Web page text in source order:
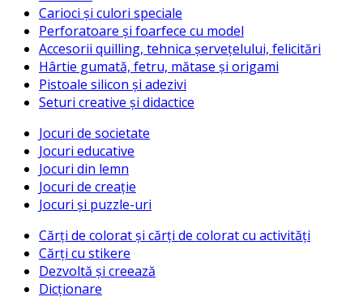
Carioci și culori speciale
Perforatoare și foarfece cu model
Accesorii quilling, tehnica șervețelului, felicitări
Hârtie gumată, fetru, mătase și origami
Pistoale silicon și adezivi
Seturi creative și didactice
Jocuri de societate
Jocuri educative
Jocuri din lemn
Jocuri de creație
Jocuri și puzzle-uri
Cărți de colorat și cărți de colorat cu activități
Cărți cu stikere
Dezvoltă și creează
Dicționare